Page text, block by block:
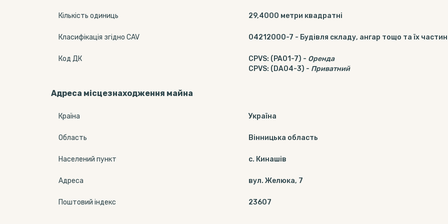
Кількість одиниць 29,4000 метри квадратні
Класифікація згідно CAV 04212000-7 - Будівля складу, ангар тощо та їх
Код ДК CPVS: (PA01-7) - Оренда
CPVS: (DA04-3) - Приватний
Адреса місцезнаходження майна
Країна Україна
Область Вінницька область
Населений пункт c. Кинашів
Адреса вул. Желюка, 7
Поштовий індекс 23607